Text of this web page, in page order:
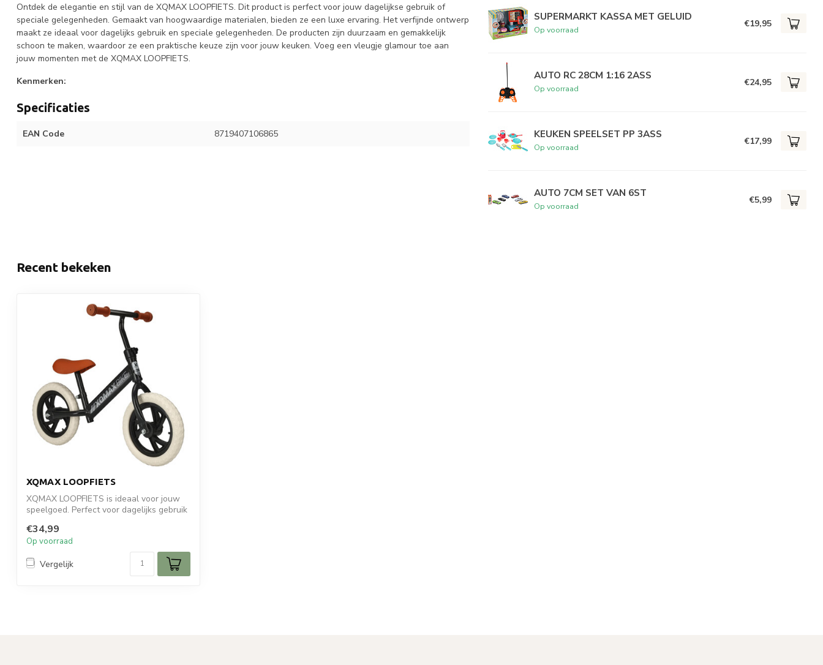
Ontdek de elegantie en stijl van de XQMAX LOOPFIETS. Dit product is perfect voor jouw dagelijkse gebruik of
speciale gelegenheden. Gemaakt van hoogwaardige materialen, bieden ze een luxe ervaring. Het verfijnde ontwerp
maakt ze ideaal voor dagelijks gebruik en speciale gelegenheden. De producten zijn duurzaam en gemakkelijk
schoon te maken, waardoor ze een praktische keuze zijn voor jouw keuken. Voeg een vleugje glamour toe aan
jouw momenten met de XQMAX LOOPFIETS.
Kenmerken:
Specificaties
EAN Code 8719407106865
SUPERMARKT KASSA MET GELUID
Op voorraad
€19,95
AUTO RC 28CM 1:16 2ASS
Op voorraad
€24,95
KEUKEN SPEELSET PP 3ASS
Op voorraad
€17,99
AUTO 7CM SET VAN 6ST
Op voorraad
€5,99
Recent bekeken
XQMAX LOOPFIETS
XQMAX LOOPFIETS is ideaal voor jouw
speelgoed. Perfect voor dagelijks gebruik
€34,99
Op voorraad
Vergelijk